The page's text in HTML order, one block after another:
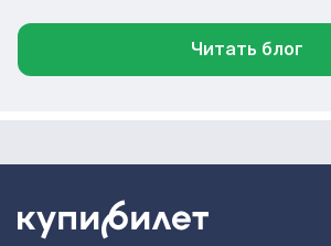
Читать блог